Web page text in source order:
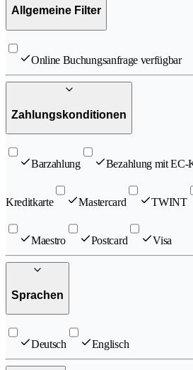
Allgemeine Filter
Online Buchungsanfrage verfügbar
Zahlungskonditionen
Barzahlung Bezahlung mit EC-
Kreditkarte Mastercard TWINT
Maestro Postcard Visa
Sprachen
Deutsch Englisch